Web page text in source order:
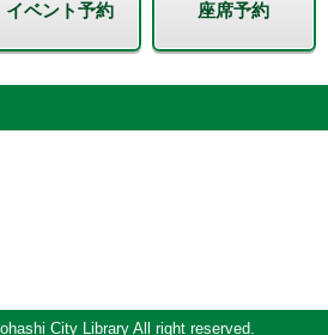
イベント予約 座席予約
City Library All right reserved.